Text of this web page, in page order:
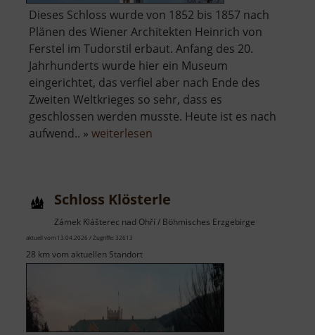
Dieses Schloss wurde von 1852 bis 1857 nach
Plänen des Wiener Architekten Heinrich von
Ferstel im Tudorstil erbaut. Anfang des 20.
Jahrhunderts wurde hier ein Museum
eingerichtet, das verfiel aber nach Ende des
Zweiten Weltkrieges so sehr, dass es
geschlossen werden musste. Heute ist es nach
aufwend.. » weiterlesen
Schloss Klösterle
Zámek Klášterec nad Ohří / Böhmisches Erzgebirge
aktuell vom 13.04.2026 / Zugriffe: 32613
28 km vom aktuellen Standort